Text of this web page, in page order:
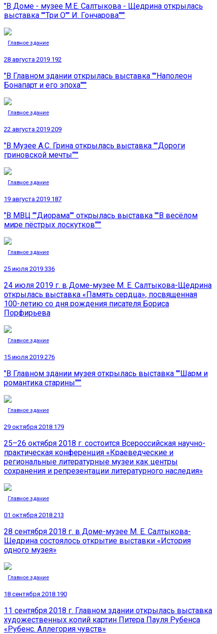
"В Доме - музее М.Е. Салтыкова - Щедрина открылась
выставка ""Три О"" И. Гончарова"""
Главное здание
28 августа 2019 192
"В Главном здании открылась выставка ""Наполеон
Бонапарт и его эпоха"""
Главное здание
22 августа 2019 209
"В Музее А.С. Грина открылась выставка ""Дороги
гриновской мечты"""
Главное здание
19 августа 2019 187
"В МВЦ ""Диорама"" открылась выставка ""В весёлом
мире пёстрых лоскутков"""
Главное здание
25 июля 2019 336
24 июля 2019 г. в Доме-музее М. Е. Салтыкова-Щедрина
открылась выставка «Память сердца», посвященная
100-летию со дня рождения писателя Бориса
Порфирьева
Главное здание
15 июля 2019 276
"В Главном здании музея открылась выставка ""Шарм и
романтика старины"""
Главное здание
29 октября 2018 179
25–26 октября 2018 г. состоится Всероссийская научно-
практическая конференция «Краеведческие и
региональные литературные музеи как центры
сохранения и репрезентации литературного наследия»
Главное здание
01 октября 2018 213
28 сентября 2018 г. в Доме-музее М. Е. Салтыкова-
Щедрина состоялось открытие выставки «История
одного музея»
Главное здание
18 сентября 2018 190
11 сентября 2018 г. Главном здании открылась выставка
художественных копий картин Питера Пауля Рубенса
«Рубенс. Аллегория чувств»